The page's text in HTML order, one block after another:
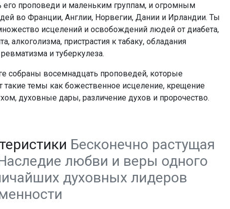
проповеди и маленьким группам, и огромным
во Франции, Англии, Норвегии, Дании и Ирландии. Ты
исцелений и освобождений людей от диабета,
алкоголизма, пристрастия к табаку, обладания
и туберкулеза.
собраны восемнадцать проповедей, которые
такие темы как божественное исцеление, крещение
духовные дары, различение духов и пророчество.
Бесконечно растущая
любви и веры одного
духовных лидеров